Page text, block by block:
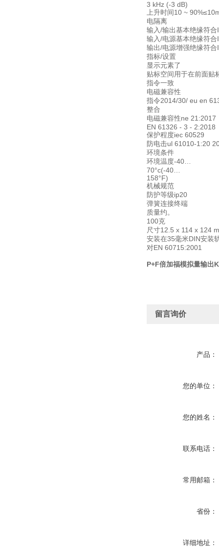
3 kHz (-3 dB)
上升时间10 ~
电隔离
输入/输出基本绝缘符
输入/电源基本绝缘符
输出/电源增强绝缘符
指标/设置
显示元素了
贴标空间用于在前面贴
指令一致
电磁兼容性
指令2014/30/ eu en
整合
电磁兼容性ne 21:2017
EN 61326 - 3 - 2:2018
保护程度iec 60529
防电击ul 61010-1:20
环境条件
环境温度-40…
70°c(-40…
158°F)
机械规范
防护等级ip20
弹簧连接终端
质量约。
100克
尺寸12.5 x 114 x 124
安装在35毫米DIN安装
对EN 60715:2001
P+F倍加福模拟量输出
留言询价
产品：
您的单位：
您的姓名：
联系电话：
常用邮箱：
省份：
详细地址：